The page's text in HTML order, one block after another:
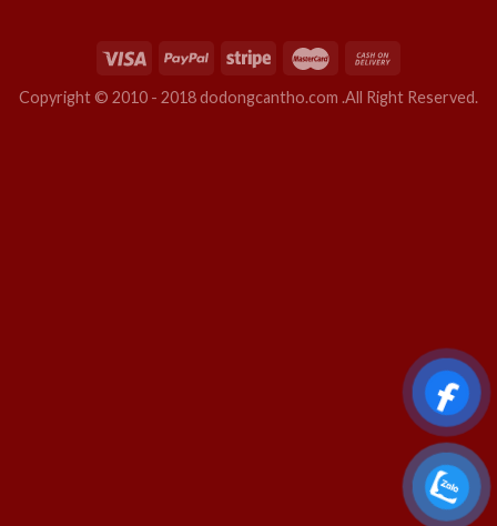
Copyright © 2010 - 2018 dodongcantho.com .All Right Reserved.